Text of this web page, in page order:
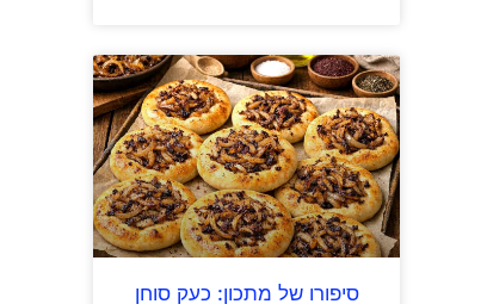
סיפורו של מתכון: כעק סוחן